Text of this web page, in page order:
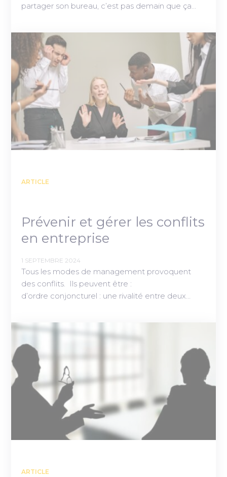
partager son bureau, c’est pas demain que ça…
ARTICLE
Prévenir et gérer les conflits
en entreprise
1 SEPTEMBRE 2024
Tous les modes de management provoquent
des conflits. Ils peuvent être :
d’ordre conjoncturel : une rivalité entre deux…
ARTICLE